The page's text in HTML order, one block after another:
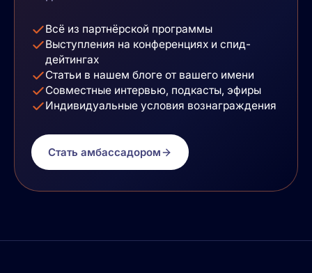
Всё из партнёрской программы
Выступления на конференциях и спид-
дейтингах
Статьи в нашем блоге от вашего имени
Совместные интервью, подкасты, эфиры
Индивидуальные условия вознаграждения
Стать амбассадором